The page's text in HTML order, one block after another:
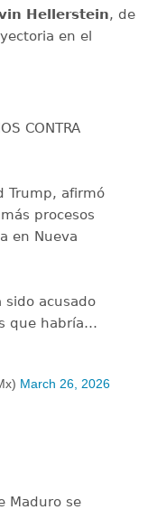
Hellerstein, de
en el
CONTRA
Trump, afirmó
procesos
en Nueva
sido acusado
que habría…
March 26, 2026
Maduro se